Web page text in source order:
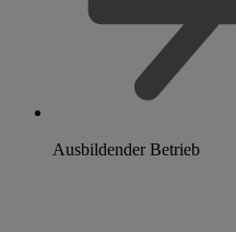
Ausbildender Betrieb